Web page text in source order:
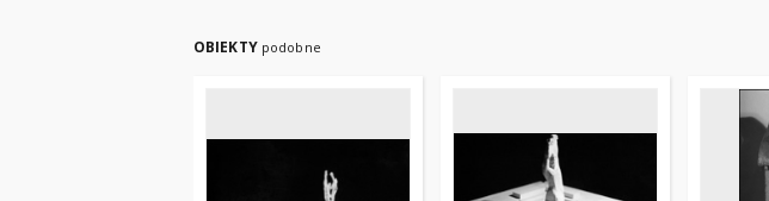
OBIEKTY podobne